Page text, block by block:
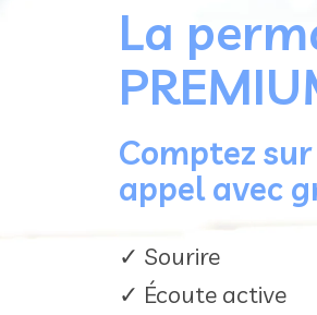
La
Comptez
appel avec
✓ Sourire
✓ Écoute active